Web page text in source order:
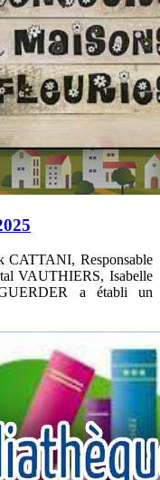
CATTANI, Responsable
VAUTHIERS, Isabelle
a établi un